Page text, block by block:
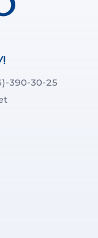
390-30-25